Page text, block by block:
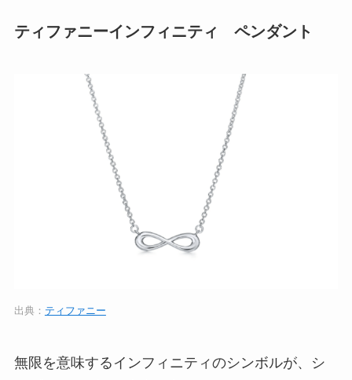
ティファニーインフィニティ ペンダント
出典： ティファニー
無限を意味するインフィニティのシンボルが、シ